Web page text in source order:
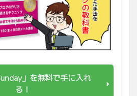
」を無料で手に入れ
る！